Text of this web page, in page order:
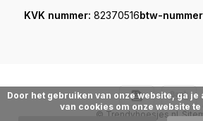
KVK nummer: 82370516btw-
© Trendyhoesjes.nl
Door het gebruiken van onze website, ga
van cookies om onze website